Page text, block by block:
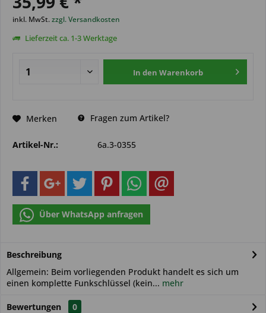
inkl. MwSt.zzgl. Versandkosten
Lieferzeit ca. 1-3 Werktage
In den Warenkorb
Merken Fragen zum Artikel?
Artikel-Nr.: 6a.3-0355
Über WhatsApp anfragen
Beschreibung
Allgemein: Beim vorliegenden Produkt handelt es sich um
einen komplette Funkschlüssel (kein... mehr
Bewertungen
0